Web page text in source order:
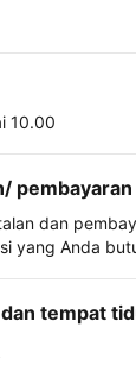
10.00
dan
yang Anda
tempat